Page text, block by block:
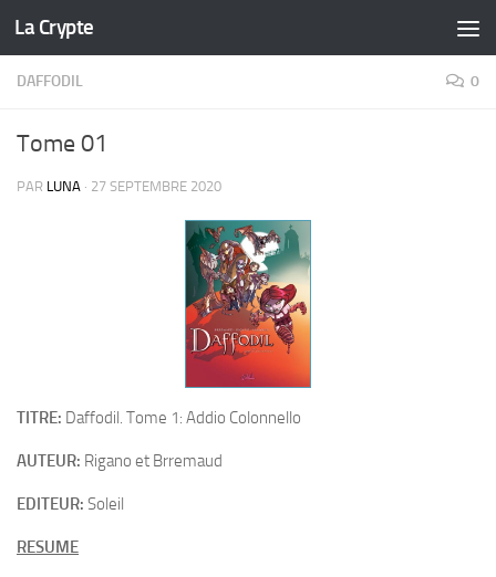
Skip to content
La Crypte
DAFFODIL 0
Tome 01
PAR LUNA · 27 SEPTEMBRE 2020
TITRE: Daffodil. Tome 1: Addio Colonnello
AUTEUR: Rigano et Brremaud
EDITEUR: Soleil
RESUME